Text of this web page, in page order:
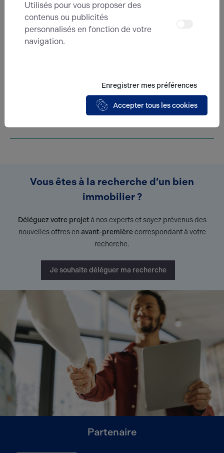
Une question ?
Vous êtes à la recherche d’un bien
immobilier ?
Déléguez votre projetà nos experts et soyez prévenus des
nouvelles offres en avant-premièrecorrespondant à votre
recherche.
Je souhaite déléguer ma recherche
Partenaire
Utilisés pour vous proposer des
contenus ou publicités
personnalisés en fonction de votre
navigation.
Enregistrer mes préférences
Accepter tous les cookies